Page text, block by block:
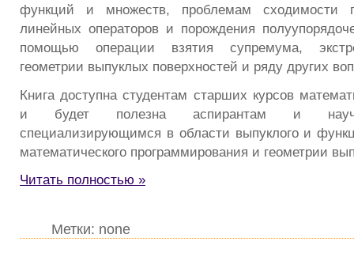
функций и множеств, проблемам сходимости
линейных операторов и порождения
помощью операции взятия супремума,
геометрии выпуклых поверхностей и ряду других
Книга доступна студентам старших курсов
и будет полезна аспирантам и
специализирующимся в области выпуклого и
математического программирования и геометрии
Читать полностью »
Метки: none